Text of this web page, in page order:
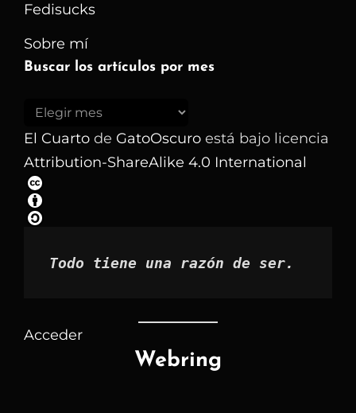
Fedisucks
Sobre mí
Buscar los artículos por mes
Buscar
los
artículos
por
mes
El Cuarto de GatoOscuro está bajo licencia
Attribution-ShareAlike 4.0 International
Todo tiene una razón de ser.
Acceder
Webring